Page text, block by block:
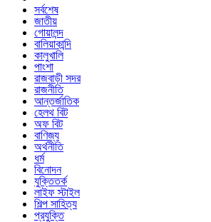
সর্বশেষ
জাতীয়
গোয়ালন্দ
বালিয়াকান্দি
কালুখালি
পাংশা
রাজবাড়ী সদর
রাজনীতি
আন্তর্জাতিক
হেলথ বিট
অফ বিট
বাণিজ্য
অর্থনীতি
ধর্ম
বিনোদন
যুক্তিতর্ক
লাইফ স্টাইল
শিল্প সাহিত্য
প্রযুক্তি